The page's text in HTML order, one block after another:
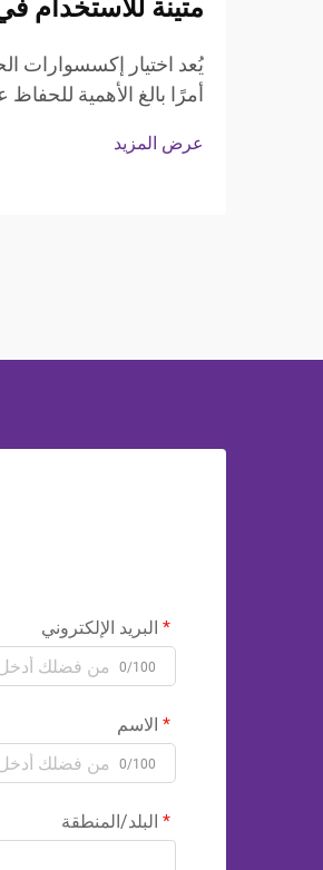
متينة للاستخدام
يُعد اختيار إكسسوارات
أمرًا بالغ الأهمية
مديرو الفنادق
عرض المزيد
البريد الإلكتروني
0/100
الاسم
0/100
البلد/المنطقة